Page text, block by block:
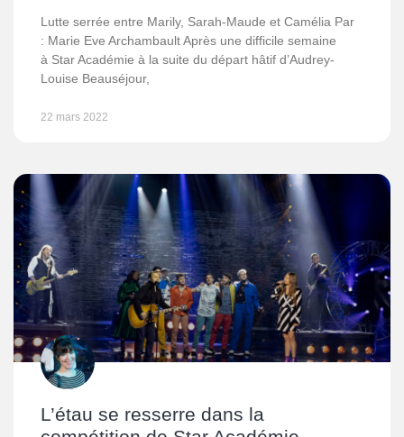
Lutte serrée entre Marily, Sarah-Maude et Camélia Par
: Marie Eve Archambault Après une difficile semaine
à Star Académie à la suite du départ hâtif d’Audrey-
Louise Beauséjour,
22 mars 2022
L’étau se resserre dans la